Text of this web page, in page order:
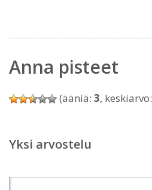
Anna pisteet
(ääniä: 3, keskiarvo:
Yksi arvostelu